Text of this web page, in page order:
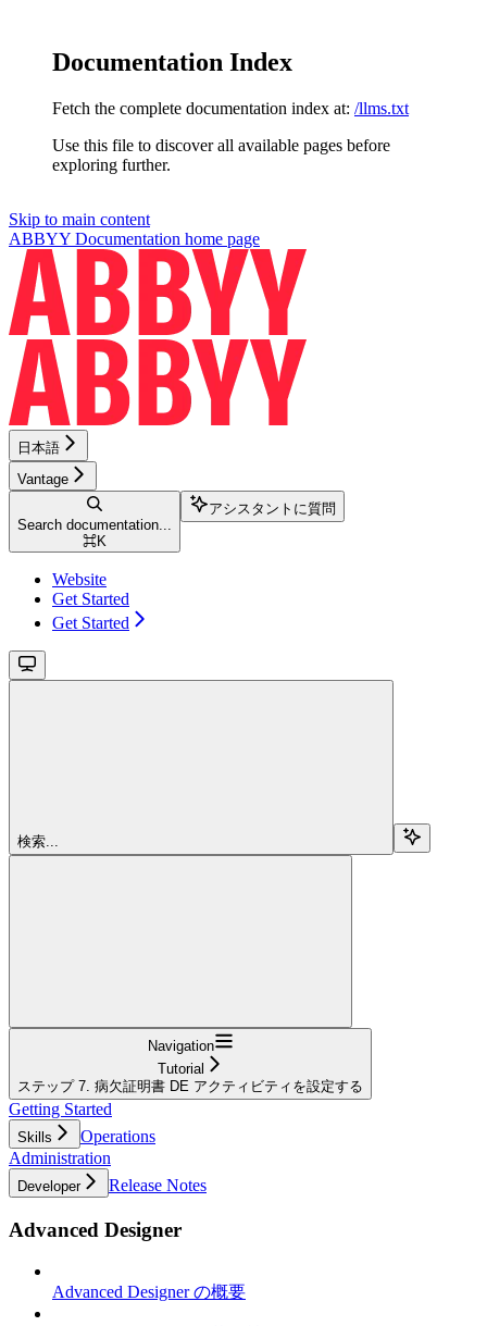
Documentation Index
Fetch the complete documentation index at: /llms.txt
Use this file to discover all available pages before
exploring further.
Skip to main content
ABBYY Documentation home page
日本語
Vantage
Search documentation...
⌘K
アシスタントに質問
Website
Get Started
Get Started
検索...
Navigation
Tutorial
ステップ 7. 病欠証明書 DE アクティビティを設定する
Getting Started
Skills
Operations
Administration
Developer Release Notes
Advanced Designer
Advanced Designer の概要